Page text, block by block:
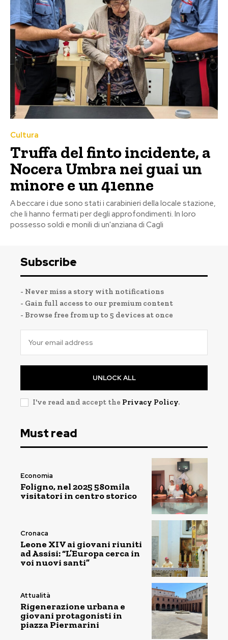
Cultura
Truffa del finto incidente, a
Nocera Umbra nei guai un
minore e un 41enne
A beccare i due sono stati i carabinieri della locale stazione,
che li hanno fermati per degli approfondimenti. In loro
possesso soldi e monili di un'anziana di Cagli
Subscribe
- Never miss a story with notifications
- Gain full access to our premium content
- Browse free from up to 5 devices at once
UNLOCK ALL
I've read and accept the Privacy Policy.
Must read
Economia
Foligno, nel 2025 580mila
visitatori in centro storico
Cronaca
Leone XIV ai giovani riuniti
ad Assisi: “L’Europa cerca in
voi nuovi santi”
Attualità
Rigenerazione urbana e
giovani protagonisti in
piazza Piermarini